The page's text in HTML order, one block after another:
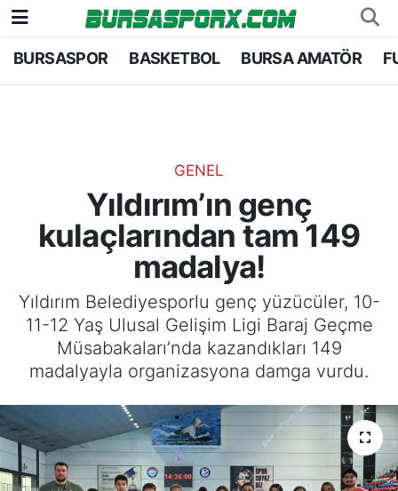
BURSASPOR BASKETBOL BURSA AMATÖR
GENEL
Yıldırım’ın genç
kulaçlarından tam 149
madalya!
Yıldırım Belediyesporlu genç yüzücüler, 10-
11-12 Yaş Ulusal Gelişim Ligi Baraj Geçme
Müsabakaları’nda kazandıkları 149
madalyayla organizasyona damga vurdu.
Bursaspor
Bursa Amatör
Hentbol
Voleybol
Genel
Bursa Nöbetçi Eczaneler
Bursa Trafik Yoğunluk Haritası
TFF 1.Lig Puan Durumu ve Fikstür
Tüm Manşetler
Son Dakika Haberleri
Haber Arşivi